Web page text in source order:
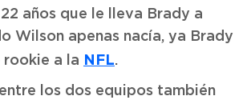
años que le lleva Brady a
Wilson apenas nacía, ya Brady
rookie a la NFL.
los dos equipos también